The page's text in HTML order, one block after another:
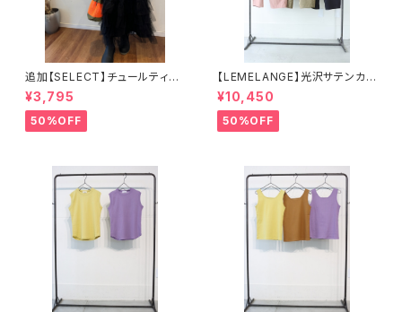
追加【SELECT】チュールティア
ードスカート 43-0101
¥3,795
50%OFF
【LEMELANGE】光沢サテンカ
ーゴパンツ
¥10,450
50%OFF